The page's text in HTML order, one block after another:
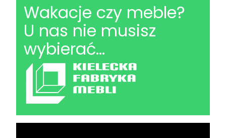
Wakacje czy meble?
U nas nie musisz
wybierać...